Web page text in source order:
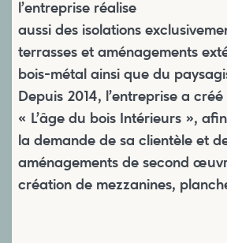
l’entreprise réalise
aussi des isolations
terrasses et aménagements
bois-métal ainsi que du
Depuis 2014, l’entreprise a
« L’âge du bois Intérieurs »,
la demande de sa clientèle et
aménagements de second
création de mezzanines,